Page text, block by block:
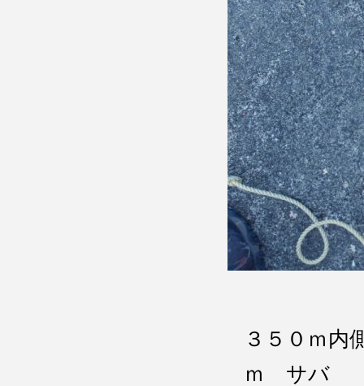
３５０ｍ
ｍ サバ